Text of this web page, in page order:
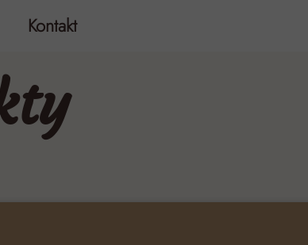
Kontakt